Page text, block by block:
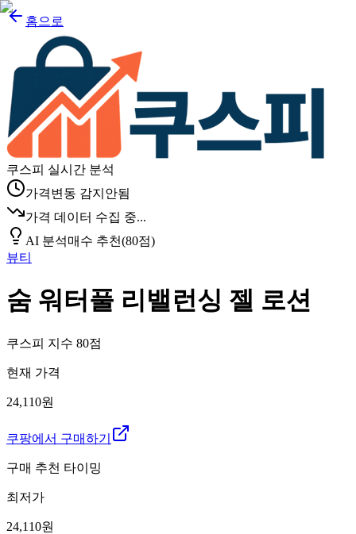
홈으로
쿠스피 실시간 분석
가격변동 감지안됨
가격 데이터 수집 중...
AI 분석매수 추천(80점)
뷰티
숨 워터풀 리밸런싱 젤 로션
쿠스피 지수 80점
현재 가격
24,110원
쿠팡에서 구매하기
구매 추천 타이밍
최저가
24,110원